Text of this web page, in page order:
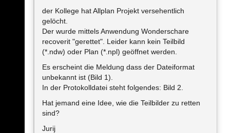
der Kollege hat Allplan Projekt versehentlich
gelöcht.
Der wurde mittels Anwendung Wonderschare
recoverit "gerettet". Leider kann kein Teilbild
(*.ndw) oder Plan (*.npl) geöffnet werden.
Es erscheint die Meldung dass der Dateiformat
unbekannt ist (Bild 1).
In der Protokolldatei steht folgendes: Bild 2.
Hat jemand eine Idee, wie die Teilbilder zu retten
sind?
Jurij